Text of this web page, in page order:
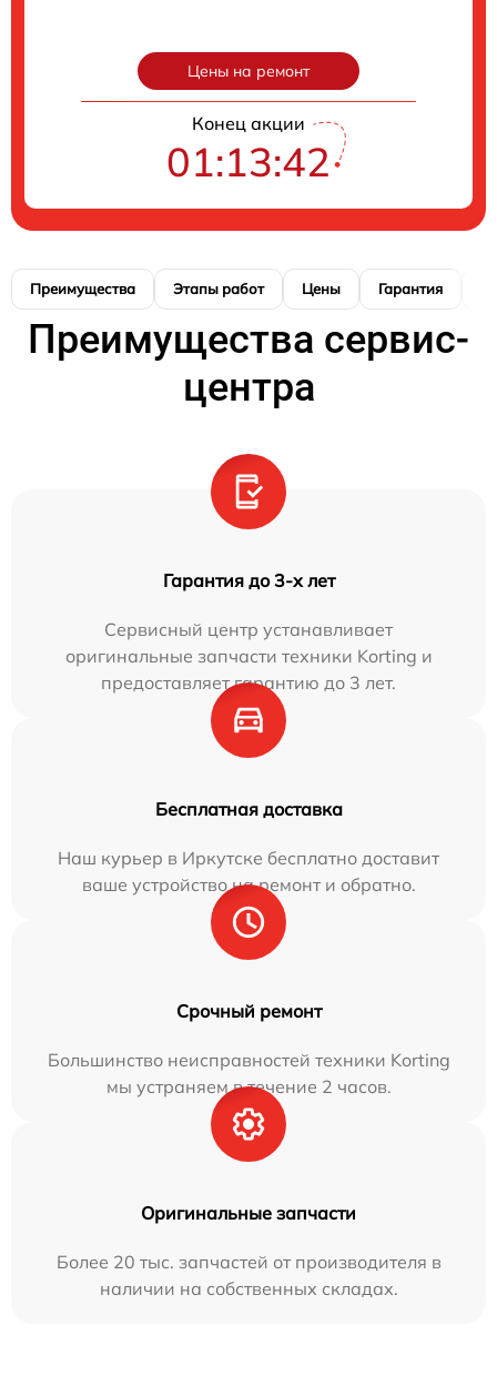
Цены на ремонт
Конец акции
01:13:41
Преимущества Этапы работ Цены Гарантия
Преимущества сервис-
центра
Гарантия до 3-х лет
Сервисный центр устанавливает
оригинальные запчасти техники Korting и
предоставляет гарантию до 3 лет.
Бесплатная доставка
Наш курьер в Иркутске бесплатно доставит
ваше устройство на ремонт и обратно.
Срочный ремонт
Большинство неисправностей техники Korting
мы устраняем в течение 2 часов.
Оригинальные запчасти
Более 20 тыс. запчастей от производителя в
наличии на собственных складах.